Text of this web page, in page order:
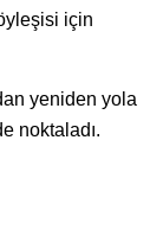
için
yeniden yola
noktaladı.